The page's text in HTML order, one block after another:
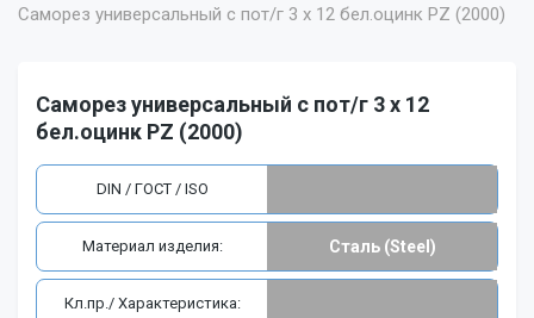
Саморез универсальный с пот/г 3 х 12 бел.оцинк PZ (2000)
Саморез универсальный с пот/г 3 х 12
бел.оцинк PZ (2000)
DIN / ГОСТ / ISO
Материал изделия: Сталь (Steel)
Кл.пр./ Характеристика: